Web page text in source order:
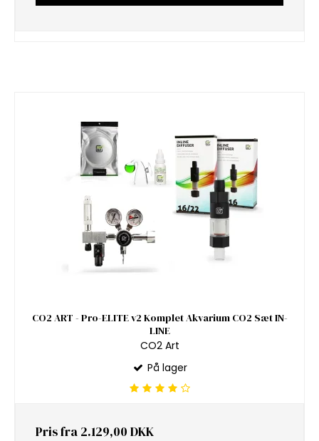
CO2 ART - Pro-ELITE v2 Komplet Akvarium CO2 Sæt IN-
LINE
CO2 Art
På lager
Pris fra 2.129,00 DKK